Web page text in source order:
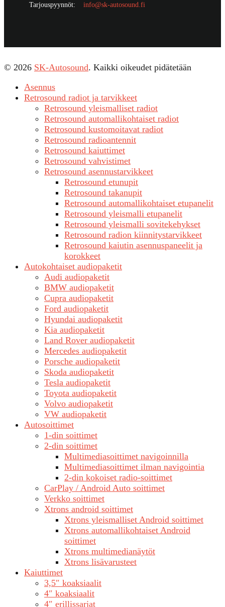
Tarjouspyynnöt: info@sk-autosound.fi
© 2026 SK-Autosound. Kaikki oikeudet pidätetään
Asennus
Retrosound radiot ja tarvikkeet
Retrosound yleismalliset radiot
Retrosound automallikohtaiset radiot
Retrosound kustomoitavat radiot
Retrosound radioantennit
Retrosound kaiuttimet
Retrosound vahvistimet
Retrosound asennustarvikkeet
Retrosound etunupit
Retrosound takanupit
Retrosound automallikohtaiset etupanelit
Retrosound yleismalli etupanelit
Retrosound yleismalli sovitekehykset
Retrosound radion kiinnitystarvikkeet
Retrosound kaiutin asennuspaneelit ja
korokkeet
Autokohtaiset audiopaketit
Audi audiopaketit
BMW audiopaketit
Cupra audiopaketit
Ford audiopaketit
Hyundai audiopaketit
Kia audiopaketit
Land Rover audiopaketit
Mercedes audiopaketit
Porsche audiopaketit
Skoda audiopaketit
Tesla audiopaketit
Toyota audiopaketit
Volvo audiopaketit
VW audiopaketit
Autosoittimet
1-din soittimet
2-din soittimet
Multimediasoittimet navigoinnilla
Multimediasoittimet ilman navigointia
2-din kokoiset radio-soittimet
CarPlay / Android Auto soittimet
Verkko soittimet
Xtrons android soittimet
Xtrons yleismalliset Android soittimet
Xtrons automallikohtaiset Android
soittimet
Xtrons multimedianäytöt
Xtrons lisävarusteet
Kaiuttimet
3,5″ koaksiaalit
4″ koaksiaalit
4″ erillissarjat